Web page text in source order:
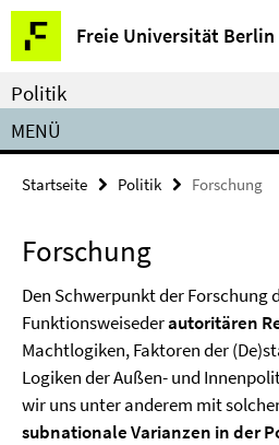
Springe
direkt
zu
Inhalt
Freie Universität Berlin
Service-
Navigation
Politik
MENÜ
Startseite Politik Forschung
Forschung
Den Schwerpunkt der Forschung
Funktionsweisederautoritären
Machtlogiken, Faktoren der
Logiken der Außen- und
wir uns unter anderem mit
subnationale Varianzen in der